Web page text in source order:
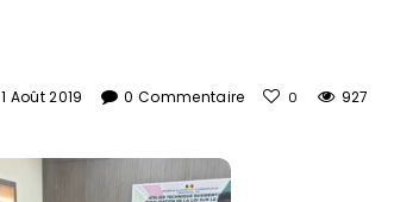
1 Août 2019 0 Commentaire 0 927